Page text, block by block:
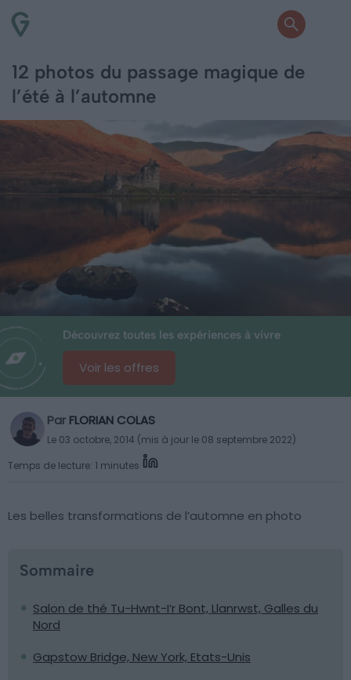
12 photos du passage magique de
l’été à l’automne
Découvrez toutes les expériences à vivre
Voir les offres
Par FLORIAN COLAS
Le 03 octobre, 2014 (mis à jour le 08 septembre 2022)
Temps de lecture: 1 minutes
Les belles transformations de l’automne en photo
Sommaire
Salon de thé Tu-Hwnt-I’r Bont, Llanrwst, Galles du
Nord
Gapstow Bridge, New York, Etats-Unis